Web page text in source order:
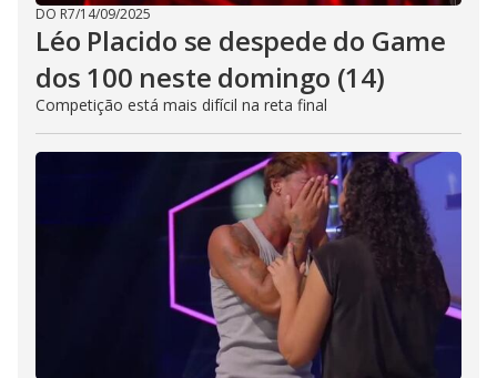
DO R7/14/09/2025
Léo Placido se despede do Game
dos 100 neste domingo (14)
Competição está mais difícil na reta final